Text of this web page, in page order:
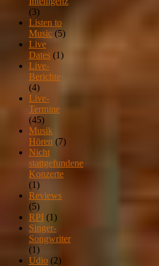
(3)
Listen to
Music (5)
Live
Dates (1)
Live-
Berichte
(4)
Live-
Termine
(45)
Musik
Hören (7)
Nicht
stattgefundene
Konzerte
(1)
Reviews
(5)
RPI (1)
Singer-
Songwriter
(1)
Udio (2)